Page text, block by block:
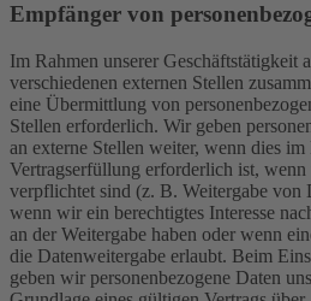
Empfänger von
Im Rahmen unserer Geschäftstätigkeit
verschiedenen externen Stellen
eine Übermittlung von
Stellen erforderlich. Wir geben
an externe Stellen weiter, wenn dies im
Vertragserfüllung erforderlich ist,
verpflichtet sind (z. B. Weitergabe von
wenn wir ein berechtigtes Interesse
an der Weitergabe haben oder wenn
die Datenweitergabe erlaubt. Beim
geben wir personenbezogene Daten